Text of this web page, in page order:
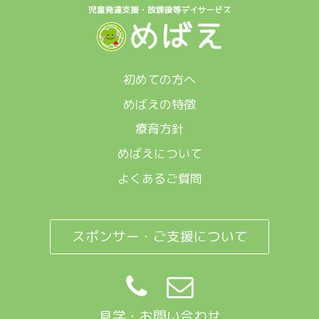
初めての方へ
めばえの特徴
療育方針
めばえについて
よくあるご質問
スポンサー・ご支援について